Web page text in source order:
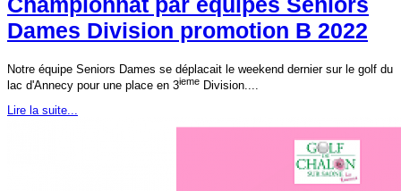
Dames Division promotion B 2022
Notre équipe Seniors Dames se déplacait le weekend dernier sur le golf du
lac d'Annecy pour une place en 3ieme Division....
Lire la suite...